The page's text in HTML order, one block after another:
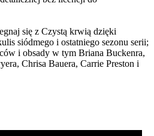
się z Czystą krwią dzięki
siódmego i ostatniego sezonu serii;
i obsady w tym Briana Buckenra,
Chrisa Bauera, Carrie Preston i